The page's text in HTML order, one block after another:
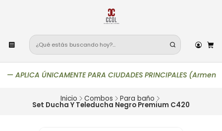
APLICA ÚNICAMENTE PARA CIUDADES PRINCIPALES
Inicio Combos Para baño
Set Ducha Y Teleducha Negro Premium C420